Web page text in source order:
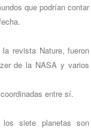
que podrían contar
revista Nature, fueron
de la NASA y varios
entre sí.
siete planetas son